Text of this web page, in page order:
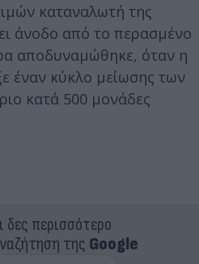
καταναλωτή της
άνοδο από το περασμένο
αποδυναμώθηκε, όταν η
έναν κύκλο μείωσης των
κατά 500 μονάδες
δες περισσότερο
της Google